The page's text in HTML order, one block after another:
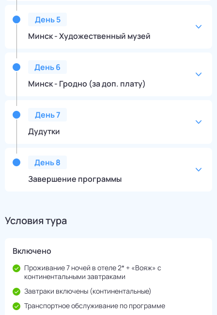
День5
Минск - Художественный музей
День6
Минск - Гродно (за доп. плату)
День7
Дудутки
День8
Завершение программы
Условия тура
Включено
Проживание 7 ночей в отеле 2* + «Вояж» с
континентальными завтраками
Завтраки включены (континентальные)
Транспортное обслуживание по программе